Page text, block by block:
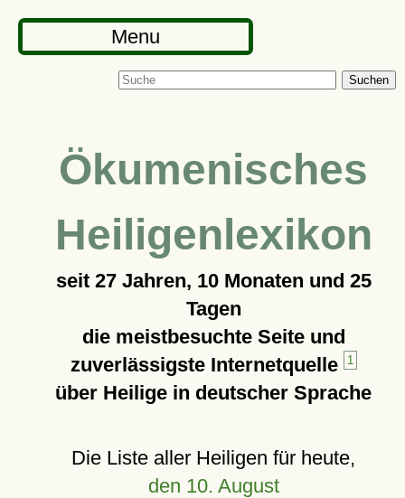
Menu
Suchen
Ökumenisches
Heiligenlexikon
seit 27 Jahren, 10 Monaten und 25
Tagen
die meistbesuchte Seite und
zuverlässigste Internetquelle
1
über Heilige in deutscher Sprache
Die Liste aller Heiligen für heute,
den 10. August